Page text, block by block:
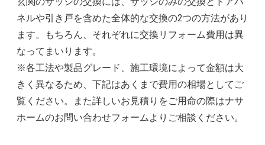
ネルや引き戸を含めた全体的な交換の2つの方法があり
ます。もちろん、それぞれに交換リフォーム費用は異
なってまいります。
※各工法や製品グレード、施工環境によって金額は大
きく異なるため、下記はあくまで費用の相場としてご
覧ください。また詳しいお見積りをご用命の際はナサ
ホームのお問い合わせフォームよりご相談ください。